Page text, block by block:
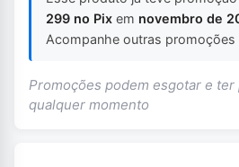
299 no Pix em novembro de
Acompanhe outras promoções
Promoções podem esgotar e ter
qualquer momento